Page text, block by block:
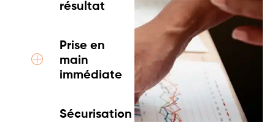
résultat
Prise en
main
immédiate
Sécurisation